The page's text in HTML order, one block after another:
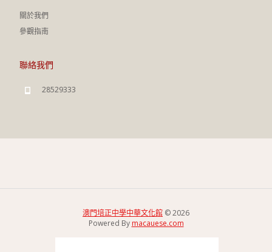
關於我們
參觀指南
聯絡我們
28529333
澳門培正中學中華文化館 © 2026
Powered By macauese.com